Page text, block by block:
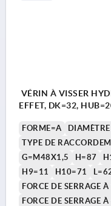
VÉRIN À VISSER
EFFET, DK=32,
FORME=A
TYPE DE
G=M48X1,5
H=87
H9=11
H10=71
FORCE DE SERRAGE
FORCE DE SERRAGE